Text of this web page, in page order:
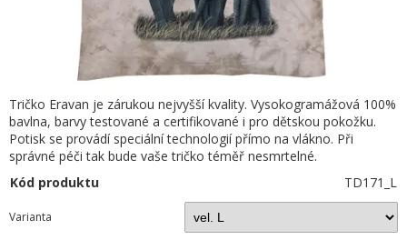
Tričko Eravan je zárukou nejvyšší kvality. Vysokogramážová 100%
bavlna, barvy testované a certifikované i pro dětskou pokožku.
Potisk se provádí speciální technologií přímo na vlákno. Při
správné péči tak bude vaše tričko téměř nesmrtelné.
Kód produktu
TD171_L
Varianta